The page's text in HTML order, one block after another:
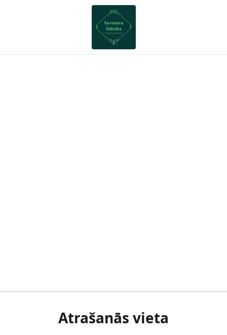
Atrašanās vieta